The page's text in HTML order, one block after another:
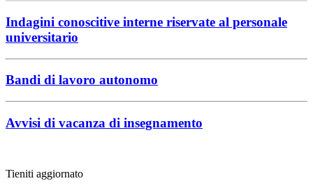
Indagini conoscitive interne riservate al personale
universitario
Bandi di lavoro autonomo
Avvisi di vacanza di insegnamento
Tieniti aggiornato